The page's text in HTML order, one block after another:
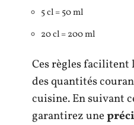
5 cl = 50 ml
20 cl = 200 ml
Ces règles facilitent
des quantités
cuisine. En suivant
garantirez une